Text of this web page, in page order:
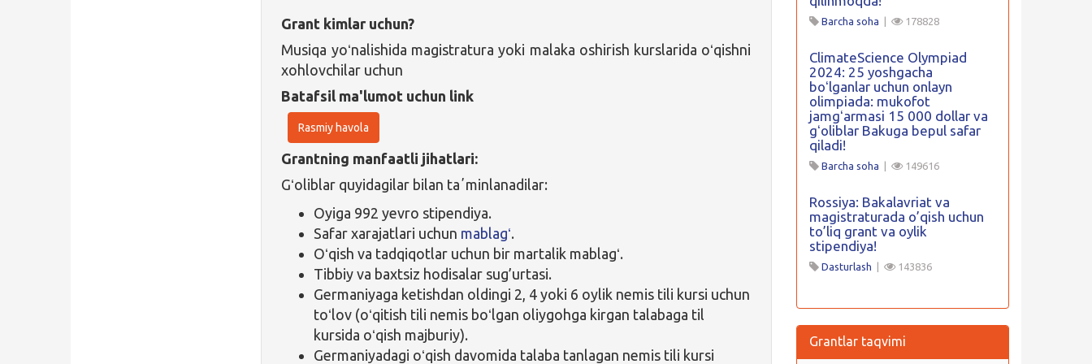
Grant kimlar uchun?
Musiqa yoʻnalishida magistratura yoki malaka oshirish kurslarida oʻqishni
xohlovchilar uchun
Batafsil ma'lumot uchun link
Rasmiy havola
Grantning manfaatli jihatlari:
Gʻoliblar quyidagilar bilan taʼminlanadilar:
Oyiga 992 yevro stipendiya.
Safar xarajatlari uchun mablagʻ.
Oʻqish va tadqiqotlar uchun bir martalik mablagʻ.
Tibbiy va baxtsiz hodisalar sug’urtasi.
Germaniyaga ketishdan oldingi 2, 4 yoki 6 oylik nemis tili kursi uchun
toʻlov (oʻqitish tili nemis boʻlgan oliygohga kirgan talabaga til
kursida oʻqish majburiy).
Germaniyadagi oʻqish davomida talaba tanlagan nemis tili kursi
Barcha soha 178828
ClimateScience Olympiad
2024: 25 yoshgacha
boʻlganlar uchun onlayn
olimpiada: mukofot
jamgʻarmasi 15 000 dollar va
gʻoliblar Bakuga bepul safar
qiladi!
Barcha soha 149616
Rossiya: Bakalavriat va
magistraturada o’qish uchun
to’liq grant va oylik
stipendiya!
Dasturlash 143836
Grantlar taqvimi